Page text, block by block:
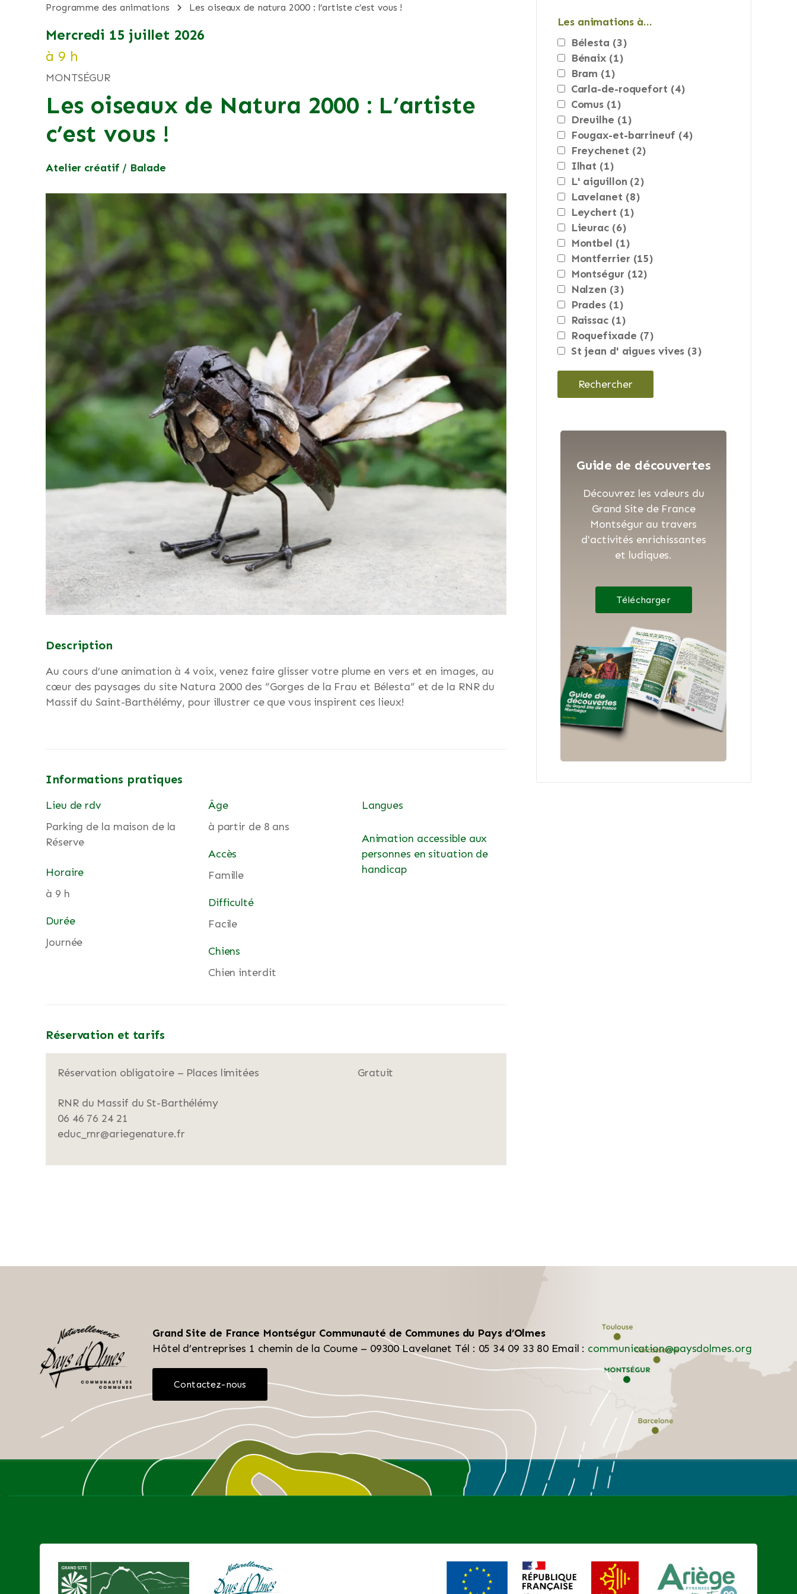
programme des animations les oiseaux de natura 2000 : l’artiste c’est vous !
mercredi 15 juillet 2026
à 9 h
MONTSÉGUR
Les oiseaux de Natura 2000 : L’artiste
c’est vous !
Atelier créatif / Balade
Description
Au cours d’une animation à 4 voix, venez faire glisser votre plume en vers et en images, au
cœur des paysages du site Natura 2000 des “Gorges de la Frau et Bélesta” et de la RNR du
Massif du Saint-Barthélémy, pour illustrer ce que vous inspirent ces lieux!
Informations pratiques
Lieu de rdv
Parking de la maison de la
Réserve
Horaire
à 9 h
Durée
Journée
Âge
à partir de 8 ans
Accès
Famille
Difficulté
Facile
Chiens
Chien interdit
Langues
Animation accessible aux
personnes en situation de
handicap
Réservation et tarifs
Réservation obligatoire – Places limitées
RNR du Massif du St-Barthélémy
06 46 76 24 21
educ_rnr@ariegenature.fr
Gratuit
Les animations à…
bélesta (3)
bénaix (1)
bram (1)
carla-de-roquefort (4)
comus (1)
dreuilhe (1)
fougax-et-barrineuf (4)
freychenet (2)
ilhat (1)
l' aiguillon (2)
lavelanet (8)
leychert (1)
lieurac (6)
montbel (1)
montferrier (15)
montségur (12)
nalzen (3)
prades (1)
raissac (1)
roquefixade (7)
st jean d' aigues vives (3)
Guide de découvertes
Découvrez les valeurs du
Grand Site de France
Montségur au travers
d'activités enrichissantes
et ludiques.
Télécharger
Grand Site de France Montségur Communauté de Communes du Pays d’Olmes
Hôtel d’entreprises 1 chemin de la Coume – 09300 Lavelanet Tél : 05 34 09 33 80 Email : communication@paysdolmes.org
Contactez-nous